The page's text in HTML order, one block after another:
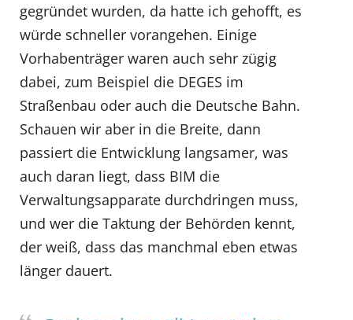
gegründet wurden, da hatte ich gehofft, es
würde schneller vorangehen. Einige
Vorhabenträger waren auch sehr zügig
dabei, zum Beispiel die DEGES im
Straßenbau oder auch die Deutsche Bahn.
Schauen wir aber in die Breite, dann
passiert die Entwicklung langsamer, was
auch daran liegt, dass BIM die
Verwaltungsapparate durchdringen muss,
und wer die Taktung der Behörden kennt,
der weiß, dass das manchmal eben etwas
länger dauert.